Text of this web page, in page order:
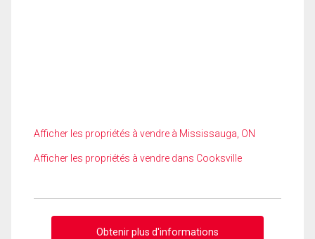
Afficher les propriétés à vendre à Mississauga, ON
Afficher les propriétés à vendre dans Cooksville
Obtenir plus d'informations